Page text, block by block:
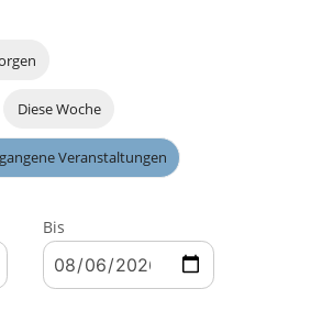
Diese Woche
Veranstaltungen
Bis